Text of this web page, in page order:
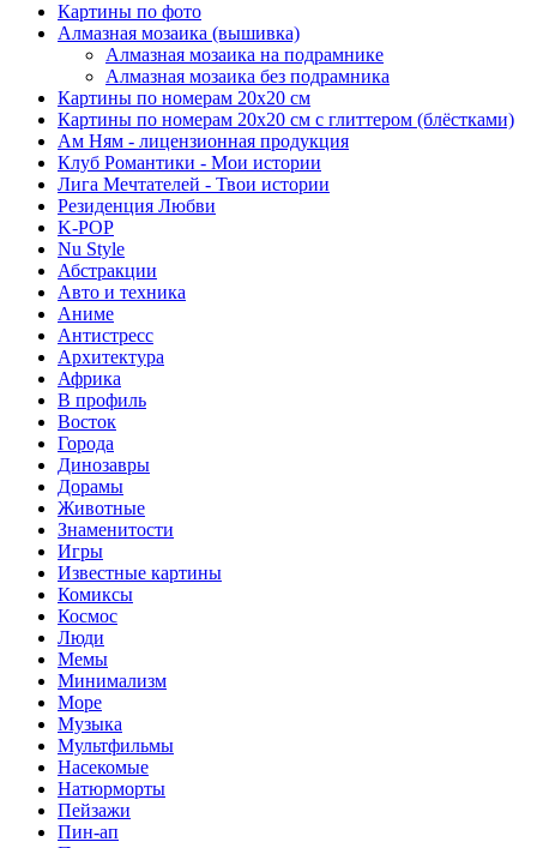
Картины по фото
Алмазная мозаика (вышивка)
Алмазная мозаика на подрамнике
Алмазная мозаика без подрамника
Картины по номерам 20х20 см
Картины по номерам 20х20 см с глиттером (блёстками)
Ам Ням - лицензионная продукция
Клуб Романтики - Мои истории
Лига Мечтателей - Твои истории
Резиденция Любви
K-POP
Nu Style
Абстракции
Авто и техника
Аниме
Антистресс
Архитектура
Африка
В профиль
Восток
Города
Динозавры
Дорамы
Животные
Знаменитости
Игры
Известные картины
Комиксы
Космос
Люди
Мемы
Минимализм
Море
Музыка
Мультфильмы
Насекомые
Натюрморты
Пейзажи
Пин-ап